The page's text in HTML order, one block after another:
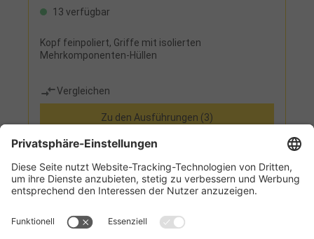
13 verfügbar
Kopf feinpoliert, Griffe mit isolierten
Mehrkomponenten-Hüllen
Vergleichen
Zu den Ausführungen (3)
Informationen